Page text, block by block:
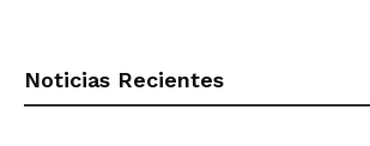
Noticias Recientes